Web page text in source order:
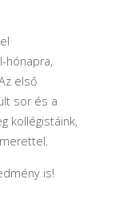
hónapra,
első
sor és a
kollégistáink,
is!